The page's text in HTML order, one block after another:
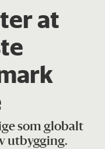
at
som globalt
utbygging.